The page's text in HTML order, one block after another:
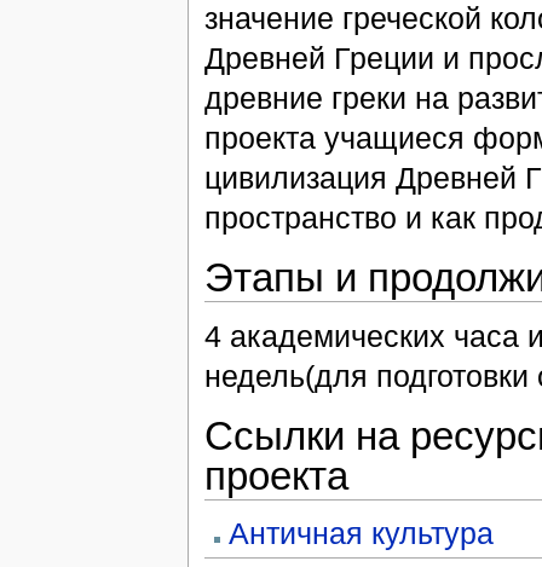
значение греческой
Древней Греции и
древние греки на
проекта учащиеся
цивилизация Древней
пространство и как
Этапы и
4 академических часа
недель(для подготовки
Ссылки на
проекта
Античная культура